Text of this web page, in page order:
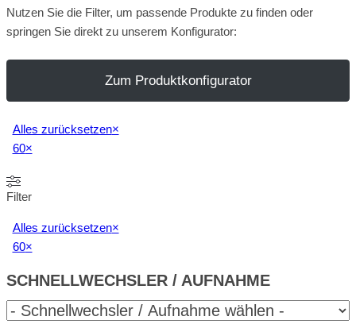
Nutzen Sie die Filter, um passende Produkte zu finden oder
springen Sie direkt zu unserem Konfigurator:
Zum Produktkonfigurator
Alles zurücksetzen×
60×
Filter
Alles zurücksetzen×
60×
SCHNELLWECHSLER / AUFNAHME